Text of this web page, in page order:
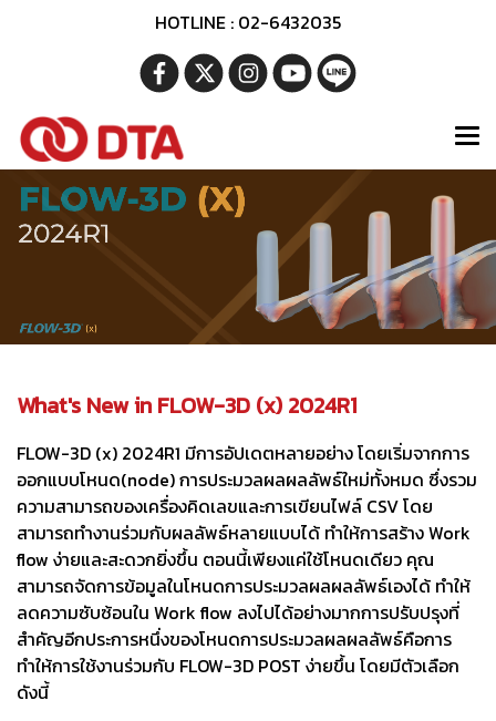
HOTLINE : 02-6432035
What's New in FLOW-3D (x) 2024R1
FLOW-3D (x) 2024R1 มีการอัปเดตหลายอย่าง โดยเริ่มจากการ
ออกแบบโหนด(node) การประมวลผลผลลัพธ์ใหม่ทั้งหมด ซึ่งรวม
ความสามารถของเครื่องคิดเลขและการเขียนไฟล์ CSV โดย
สามารถทำงานร่วมกับผลลัพธ์หลายแบบได้ ทำให้การสร้าง Work
flow ง่ายและสะดวกยิ่งขึ้น ตอนนี้เพียงแค่ใช้โหนดเดียว คุณ
สามารถจัดการข้อมูลในโหนดการประมวลผลผลลัพธ์เองได้ ทำให้
ลดความซับซ้อนใน Work flow ลงไปได้อย่างมากการปรับปรุงที่
สำคัญอีกประการหนึ่งของโหนดการประมวลผลผลลัพธ์คือการ
ทำให้การใช้งานร่วมกับ FLOW-3D POST ง่ายขึ้น โดยมีตัวเลือก
ดังนี้